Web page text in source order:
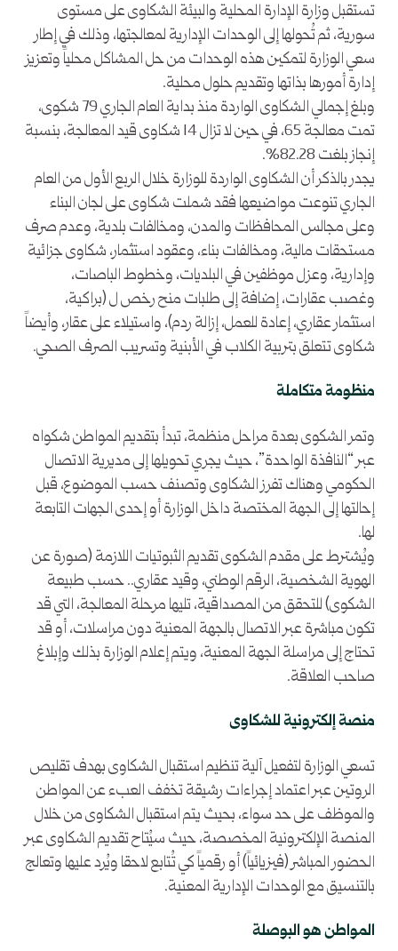
تستقبل وزارة الإدارة المحلية والبيئة الشكاوى على مستوى
سورية، ثم تُحولها إلى الوحدات الإدارية لمعالجتها، وذلك في إطار
سعي الوزارة لتمكين هذه الوحدات من حل المشاكل محلياً وتعزيز
إدارة أمورها بذاتها وتقديم حلول محلية.
وبلغ إجمالي الشكاوى الواردة منذ بداية العام الجاري 79 شكوى،
تمت معالجة 65، في حين لا تزال 14 شكاوى قيد المعالجة، بنسبة
إنجاز بلغت 82.28%.
يجدر بالذكر أن الشكاوى الواردة للوزارة خلال الربع الأول من العام
الجاري تنوعت مواضيعها فقد شملت شكاوى على لجان البناء
وعلى مجالس المحافظات والمدن، ومخالفات بلدية، وعدم صرف
مستحقات مالية، ومخالفات بناء، وعقود استثمار، شكاوى جزائية
وإدارية، وعزل موظفين في البلديات، وخطوط الباصات،
وغصب عقارات، إضافة إلى طلبات منح رخص ل (براكية،
استثمار عقاري، إعادة للعمل، إزالة ردم)، واستيلاء على عقار، وأيضاً
شكاوى تتعلق بتربية الكلاب في الأبنية وتسريب الصرف الصحي.
منظومة متكاملة
وتمر الشكوى بعدة مراحل منظمة، تبدأ بتقديم المواطن شكواه
عبر “النافذة الواحدة”، حيث يجري تحويلها إلى مديرية الاتصال
الحكومي وهناك تفرز الشكاوى وتصنف حسب الموضوع، قبل
إحالتها إلى الجهة المختصة داخل الوزارة أو إحدى الجهات التابعة
لها.
ويُشترط على مقدم الشكوى تقديم الثبوتيات اللازمة (صورة عن
الهوية الشخصية، الرقم الوطني، وقيد عقاري.. حسب طبيعة
الشكوى) للتحقق من المصداقية، تليها مرحلة المعالجة، التي قد
تكون مباشرة عبر الاتصال بالجهة المعنية دون مراسلات، أو قد
تحتاج إلى مراسلة الجهة المعنية، ويتم إعلام الوزارة بذلك وإبلاغ
صاحب العلاقة.
منصة إلكترونية للشكاوى
تسعي الوزارة لتفعيل آلية تنظيم استقبال الشكاوى بهدف تقليص
الروتين عبر اعتماد إجراءات رشيقة تخفف العبء عن المواطن
والموظف على حد سواء، بحيث يتم استقبال الشكاوى من خلال
المنصة الإلكترونية المخصصة، حيث سيُتاح تقديم الشكاوى عبر
الحضور المباشر (فيزيائياً) أو رقمياً كي تُتابع لاحقا ويُرد عليها وتعالج
بالتنسيق مع الوحدات الإدارية المعنية.
المواطن هو البوصلة